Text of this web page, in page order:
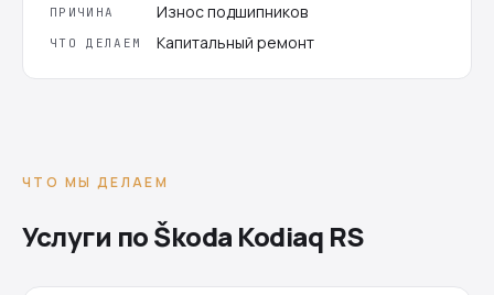
ПРИЧИНА Износ подшипников
ЧТО ДЕЛАЕМ Капитальный ремонт
ЧТО МЫ ДЕЛАЕМ
Услуги по Škoda Kodiaq RS